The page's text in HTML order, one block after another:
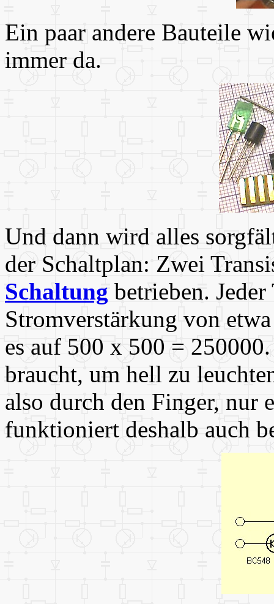
Ein paar andere Bauteile
immer da.
Und dann wird alles
der Schaltplan: Zwei
Schaltung betrieben.
Stromverstärkung von
es auf 500 x 500 =
braucht, um hell zu
also durch den Finger, nur
funktioniert deshalb auch